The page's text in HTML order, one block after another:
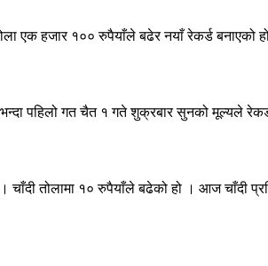
हजार १०० रुपैयाँले बढेर नयाँ रेकर्ड बनाएको
पहिलो गत चैत १ गते शुक्रबार सुनको मूल्यले
तोलामा १० रुपैयाँले बढेको हो । आज चाँदी